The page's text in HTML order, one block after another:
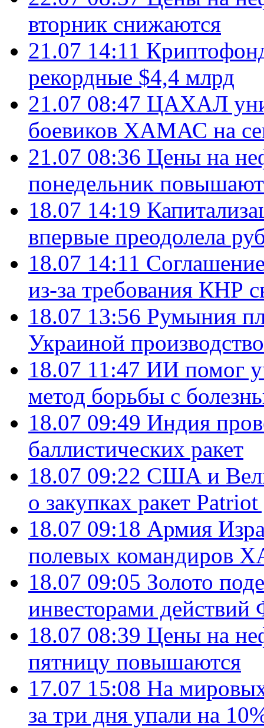
вторник снижаются
21.07 14:11
рекордные $4,4 млрд
21.07 08:47 ЦАХАЛ
боевиков ХАМАС на
21.07 08:36 Цены на
понедельник
18.07 14:19
впервые преодолела
18.07 14:11
из-за требования КНР
18.07 13:56 Румыния
Украиной
18.07 11:47 ИИ помог
метод борьбы с
18.07 09:49 Индия
баллистических ракет
18.07 09:22 США и
о закупках ракет
18.07 09:18 Армия
полевых командиров
18.07 09:05 Золото
инвесторами
18.07 08:39 Цены на
пятницу повышаются
17.07 15:08 На
за три дня упали на